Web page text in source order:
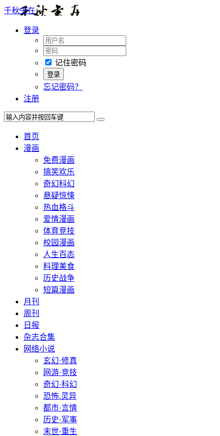
千秋书在
登录
记住密码
忘记密码？
注册
首页
漫画
免费漫画
搞笑欢乐
奇幻科幻
悬疑惊悚
热血格斗
爱情漫画
体育竞技
校园漫画
人生百态
料理美食
历史战争
短篇漫画
月刊
周刊
日报
杂志合集
网络小说
玄幻·修真
网游·竞技
奇幻·科幻
恐怖.灵异
都市·言情
历史·军事
末世·重生